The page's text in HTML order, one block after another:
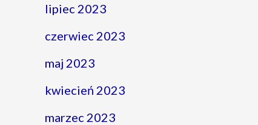
lipiec 2023
czerwiec 2023
maj 2023
kwiecień 2023
marzec 2023